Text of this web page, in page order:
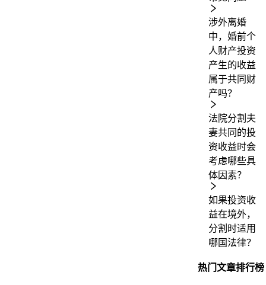
涉外离婚
中，婚前个
人财产投资
产生的收益
属于共同财
产吗？
法院分割夫
妻共同的投
资收益时会
考虑哪些具
体因素？
如果投资收
益在境外，
分割时适用
哪国法律？
热门文章排行榜